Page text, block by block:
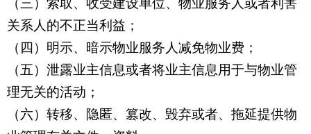
（三）索取、收受建设单位、物业服务人或者利害
关系人的不正当利益；
（四）明示、暗示物业服务人减免物业费；
（五）泄露业主信息或者将业主信息用于与物业管
理无关的活动；
（六）转移、隐匿、篡改、毁弃或者、拖延提供物